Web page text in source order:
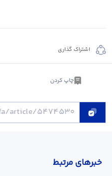
اشتراک گذاری
چاپ کردن
خبر‌های مرتبط